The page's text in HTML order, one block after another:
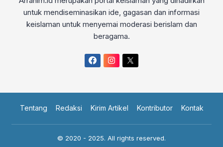
untuk mendiseminasikan ide, gagasan dan informasi
keislaman untuk menyemai moderasi berislam dan
beragama.
Tentang Redaksi Kirim Artikel Kontributor Kontak
© 2020 - 2025. All rights reserved.